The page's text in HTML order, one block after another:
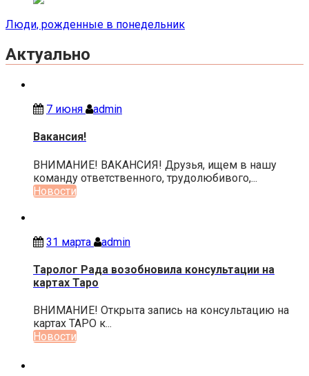
Люди, рожденные в понедельник
Актуально
7 июня admin
Вакансия!
ВНИМАНИЕ! ВАКАНСИЯ! Друзья, ищем в нашу
команду ответственного, трудолюбивого,...
Новости
31 марта admin
Таролог Рада возобновила консультации на
картах Таро
ВНИМАНИЕ! Открыта запись на консультацию на
картах ТАРО к...
Новости